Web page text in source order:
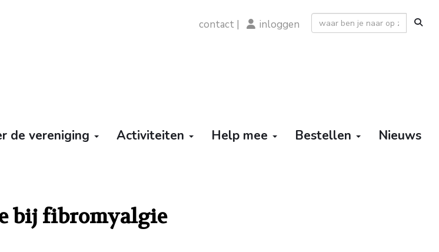
contact | inloggen
de vereniging Activiteiten Help mee Bestellen Nieuws
bij fibromyalgie